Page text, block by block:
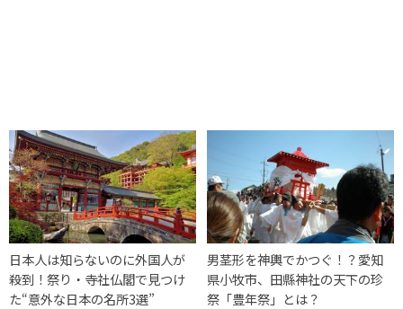
日本人は知らないのに外国人が
殺到！祭り・寺社仏閣で見つけ
た“意外な日本の名所3選”
男茎形を神輿でかつぐ！？愛知
県小牧市、田縣神社の天下の珍
祭「豊年祭」とは？